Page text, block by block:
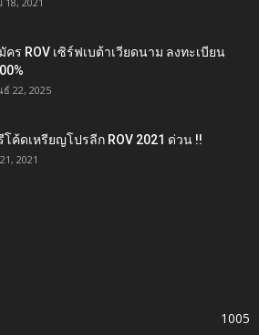
ร ROV เซิร์ฟเบต้าเวียดนาม ลงทะเบียน
22, 2025
โค้ดเหรียญโปรลีก ROV 2021 ด่วน !!
2021
1005